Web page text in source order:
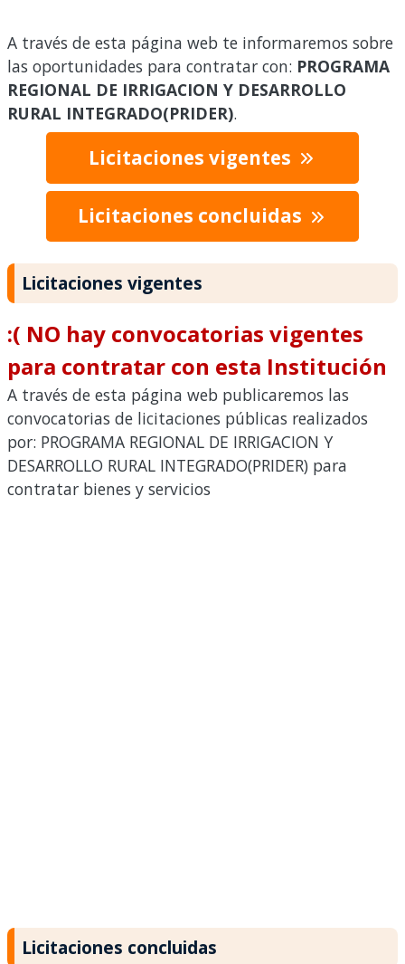
A través de esta página web te informaremos sobre
las oportunidades para contratar con: PROGRAMA
REGIONAL DE IRRIGACION Y DESARROLLO
RURAL INTEGRADO(PRIDER).
Licitaciones vigentes
Licitaciones concluidas
Licitaciones vigentes
:( NO hay convocatorias vigentes
para contratar con esta Institución
A través de esta página web publicaremos las
convocatorias de licitaciones públicas realizados
por: PROGRAMA REGIONAL DE IRRIGACION Y
DESARROLLO RURAL INTEGRADO(PRIDER) para
contratar bienes y servicios
Licitaciones concluidas